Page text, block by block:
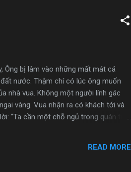
Ông bị lâm vào những mất mát cá
nước. Thậm chí có lúc ông muốn
nhà vua. Không một người lính gác
vàng. Vua nhận ra có khách tới và
“Ta cần một chỗ ngủ trong quán trọ
Vị thiền sư lại hỏi tiếp: “Và ai là chủ
READ MORE